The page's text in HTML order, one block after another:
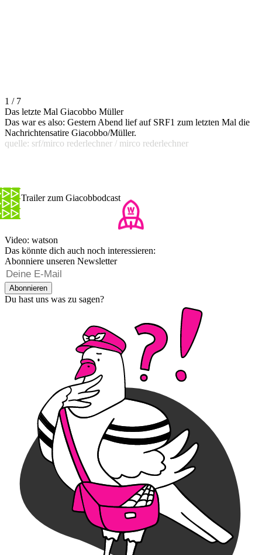
1 / 7
Das letzte Mal Giacobbo Müller
Das war es also: Gestern Abend lief auf SRF1 zum letzten Mal die
Nachrichtensatire Giacobbo/Müller.
quelle: srf/mirco rederlechner / mirco rederlechner
Der Trailer zum Giacobbodcast
Video: watson
Das könnte dich auch noch interessieren:
Abonniere unseren Newsletter
Abonnieren
Du hast uns was zu sagen?